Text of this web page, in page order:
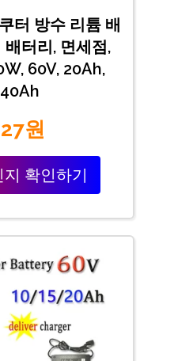
터 방수 리튬 배
배터리, 면세점,
60V, 20Ah,
원
확인하기